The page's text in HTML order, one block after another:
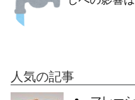
人気の記事